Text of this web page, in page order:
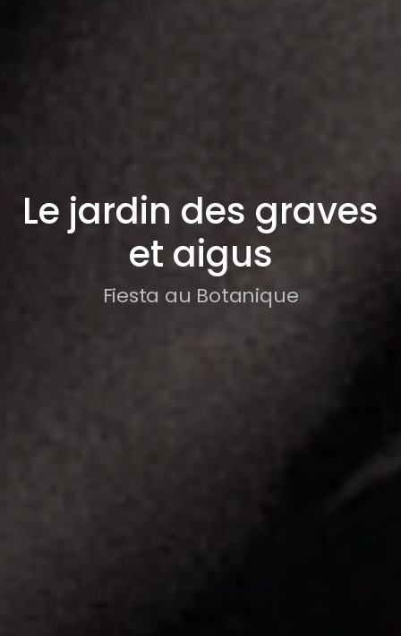
Le jardin des graves
et aigus
Fiesta au Botanique